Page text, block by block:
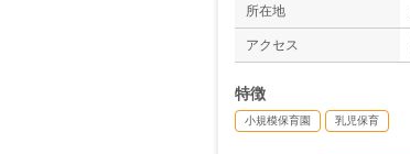
所在地
アクセス
特徴
小規模保育園 乳児保育